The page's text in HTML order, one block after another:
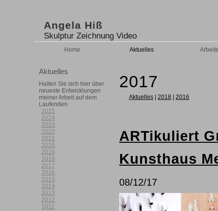
Angela Hiß
Skulptur Zeichnung Video
Home Aktuelles
2017
Aktuelles 2018 2016
ARTikuliert
Kunsthaus
08/12/17
Aktuelles
Halten Sie sich hier über
neueste Entwicklungen
meiner Arbeit auf dem
Laufenden
2025
2024
2023
2022
2021
2020
2019
2018
2017
2016
2015
2014
2013
2012
2011